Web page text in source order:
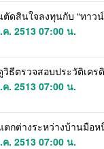
ค. 2513 07:00 น.
ค. 2513 07:00 น.
ตกต่างระหว่างบ้านมือ
ค. 2513 07:00 น.